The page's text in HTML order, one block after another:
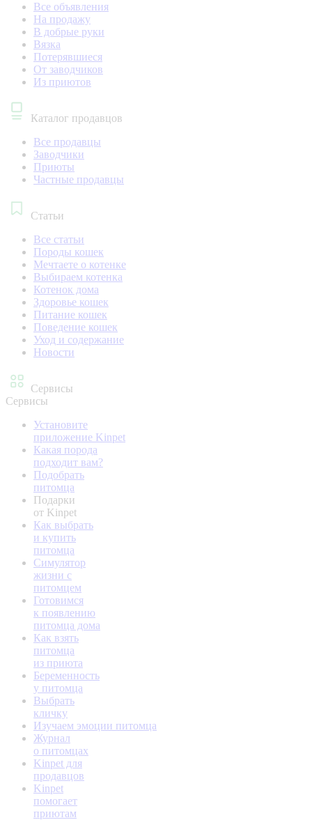
Все объявления
На продажу
В добрые руки
Вязка
Потерявшиеся
От заводчиков
Из приютов
Каталог продавцов
Все продавцы
Заводчики
Приюты
Частные продавцы
Статьи
Все статьи
Породы кошек
Мечтаете о котенке
Выбираем котенка
Котенок дома
Здоровье кошек
Питание кошек
Поведение кошек
Уход и содержание
Новости
Сервисы
Сервисы
Установите
приложение Kinpet
Какая порода
подходит вам?
Подобрать
питомца
Подарки
от Kinpet
Как выбрать
и купить
питомца
Симулятор
жизни с
питомцем
Готовимся
к появлению
питомца дома
Как взять
питомца
из приюта
Беременность
у питомца
Выбрать
кличку
Изучаем эмоции питомца
Журнал
о питомцах
Kinpet для
продавцов
Kinpet
помогает
приютам